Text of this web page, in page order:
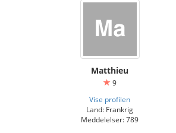
Matthieu
9
Vise profilen
Land: Frankrig
Meddelelser: 789